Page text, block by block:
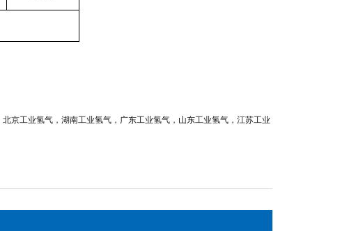
北京工业氢气 ， 湖南工业氢气 ， 广东工业氢气 ， 山东工业氢气 ， 江苏工业